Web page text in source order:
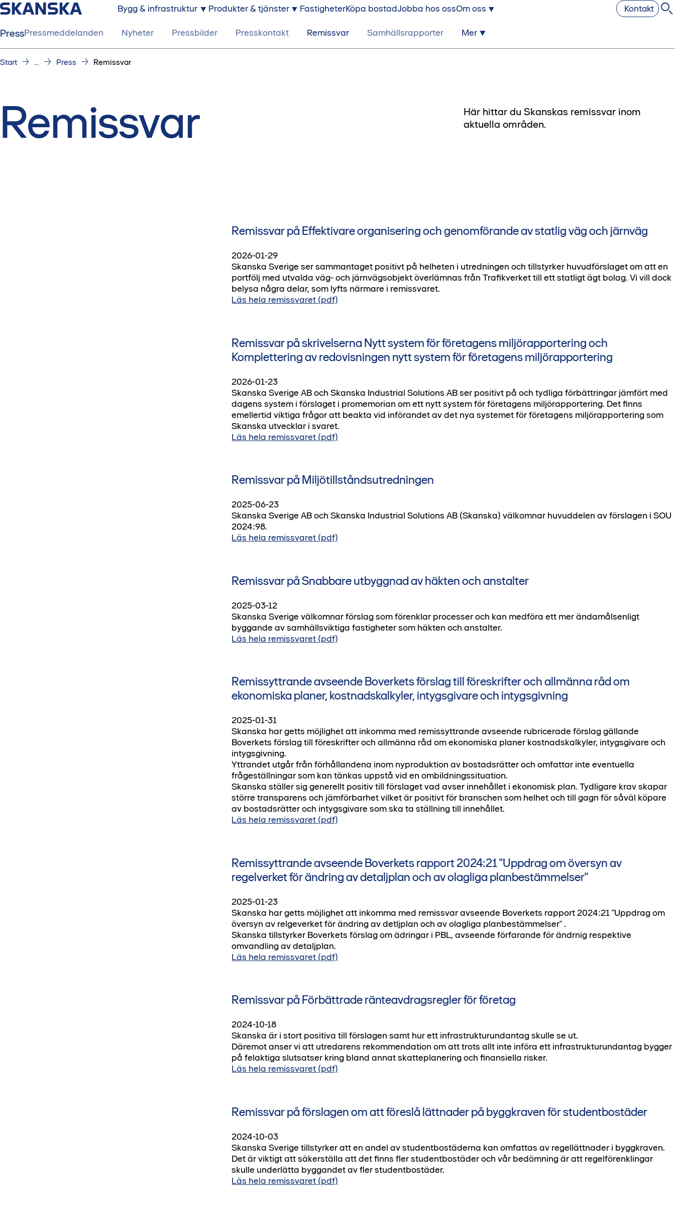
Bygg & infrastruktur Produkter & tjänster FastigheterKöpa bostadJobba hos ossOm oss Kontakt
PressPressmeddelanden Nyheter Pressbilder Presskontakt Remissvar Samhällsrapporter Mer
Start ... Press Remissvar
Remissvar
Här hittar du Skanskas remissvar inom
aktuella områden.
Remissvar på Effektivare organisering och genomförande av statlig väg och järnväg
2026-01-29
Skanska Sverige ser sammantaget positivt på helheten i utredningen och tillstyrker huvudförslaget om att en
portfölj med utvalda väg- och järnvägsobjekt överlämnas från Trafikverket till ett statligt ägt bolag. Vi vill dock
belysa några delar, som lyfts närmare i remissvaret.
Läs hela remissvaret (pdf)
Remissvar på skrivelserna Nytt system för företagens miljörapportering och
Komplettering av redovisningen nytt system för företagens miljörapportering
2026-01-23
Skanska Sverige AB och Skanska Industrial Solutions AB ser positivt på och tydliga förbättringar jämfört med
dagens system i förslaget i promemorian om ett nytt system för företagens miljörapportering. Det finns
emellertid viktiga frågor att beakta vid införandet av det nya systemet för företagens miljörapportering som
Skanska utvecklar i svaret.
Läs hela remissvaret (pdf)
Remissvar på Miljötillståndsutredningen
2025-06-23
Skanska Sverige AB och Skanska Industrial Solutions AB (Skanska) välkomnar huvuddelen av förslagen i SOU
2024:98.
Läs hela remissvaret (pdf)
Remissvar på Snabbare utbyggnad av häkten och anstalter
2025-03-12
Skanska Sverige välkomnar förslag som förenklar processer och kan medföra ett mer ändamålsenligt
byggande av samhällsviktiga fastigheter som häkten och anstalter.
Läs hela remissvaret (pdf)
Remissyttrande avseende Boverkets förslag till föreskrifter och allmänna råd om
ekonomiska planer, kostnadskalkyler, intygsgivare och intygsgivning
2025-01-31
Skanska har getts möjlighet att inkomma med remissyttrande avseende rubricerade förslag gällande
Boverkets förslag till föreskrifter och allmänna råd om ekonomiska planer kostnadskalkyler, intygsgivare och
intygsgivning.
Yttrandet utgår från förhållandena inom nyproduktion av bostadsrätter och omfattar inte eventuella
frågeställningar som kan tänkas uppstå vid en ombildningssituation.
Skanska ställer sig generellt positiv till förslaget vad avser innehållet i ekonomisk plan. Tydligare krav skapar
större transparens och jämförbarhet vilket är positivt för branschen som helhet och till gagn för såväl köpare
av bostadsrätter och intygsgivare som ska ta ställning till innehållet.
Läs hela remissvaret (pdf)
Remissyttrande avseende Boverkets rapport 2024:21 "Uppdrag om översyn av
regelverket för ändring av detaljplan och av olagliga planbestämmelser"
2025-01-23
Skanska har getts möjlighet att inkomma med remissvar avseende Boverkets rapport 2024:21 "Uppdrag om
översyn av relgeverket för ändring av detljplan och av olagliga planbestämmelser" .
Skanska tillstyrker Boverkets förslag om ädringar i PBL, avseende förfarande för ändrnig respektive
omvandling av detaljplan.
Läs hela remissvaret (pdf)
Remissvar på Förbättrade ränteavdragsregler för företag
2024-10-18
Skanska är i stort positiva till förslagen samt hur ett infrastrukturundantag skulle se ut.
Däremot anser vi att utredarens rekommendation om att trots allt inte införa ett infrastrukturundantag bygger
på felaktiga slutsatser kring bland annat skatteplanering och finansiella risker.
Läs hela remissvaret (pdf)
Remissvar på förslagen om att föreslå lättnader på byggkraven för studentbostäder
2024-10-03
Skanska Sverige tillstyrker att en andel av studentbostäderna kan omfattas av regellättnader i byggkraven.
Det är viktigt att säkerställa att det finns fler studentbostäder och vår bedömning är att regelförenklingar
skulle underlätta byggandet av fler studentbostäder.
Läs hela remissvaret (pdf)